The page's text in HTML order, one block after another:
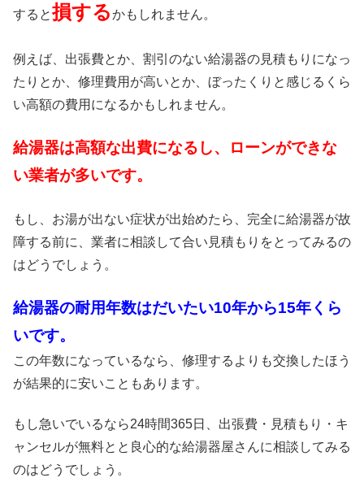
すると損するかもしれません。
例えば、出張費とか、割引のない給湯器の見積もりになっ
たりとか、修理費用が高いとか、ぼったくりと感じるくら
い高額の費用になるかもしれません。
給湯器は高額な出費になるし、ローンができな
い業者が多いです。
もし、お湯が出ない症状が出始めたら、完全に給湯器が故
障する前に、業者に相談して合い見積もりをとってみるの
はどうでしょう。
給湯器の耐用年数はだいたい10年から15年くら
いです。
この年数になっているなら、修理するよりも交換したほう
が結果的に安いこともあります。
もし急いでいるなら24時間365日、出張費・見積もり・キ
ャンセルが無料とと良心的な給湯器屋さんに相談してみる
のはどうでしょう。